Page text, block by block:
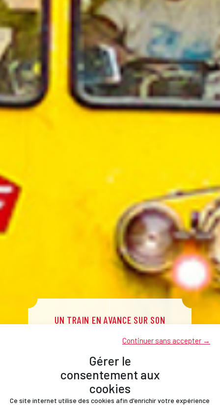
Gérer le
consentement aux
cookies
Ce site internet utilise des cookies afin d'enrichir votre expérience
Continuer sans accepter →
UN TRAIN EN AVANCE SUR SON
Dès 1905, le choix de l'énergie
renouvelable dans les Pyrénées-
Orientales !